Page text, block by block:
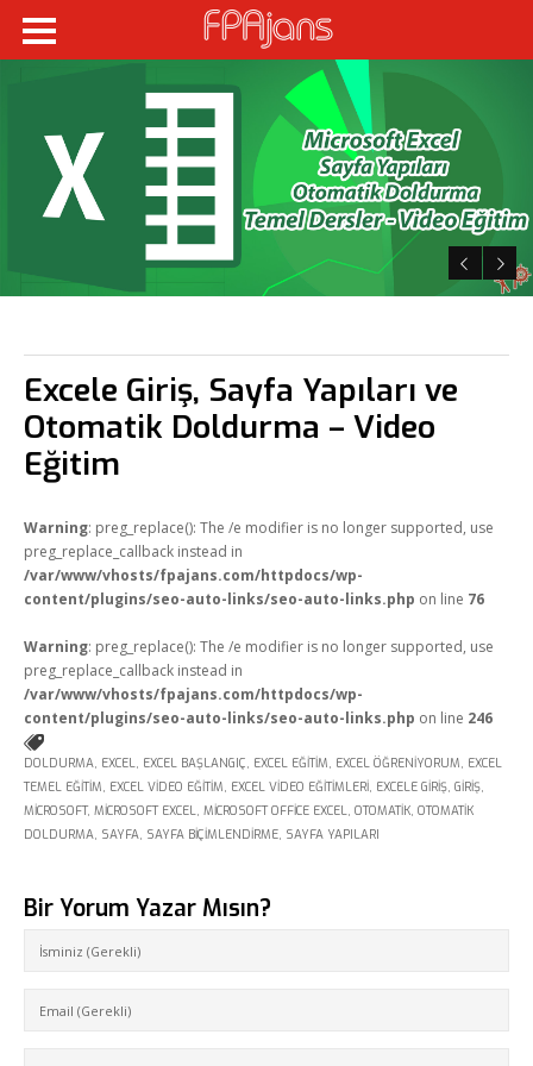
Fikir Proje Ajans
Kurumsal
Hizmetlerimiz
Referanslarımız
Online Araçlar
Fikir Proje Blogluyor
Müşteri Paneli
Bize Ulaşın
Excele Giriş, Sayfa Yapıları ve
Otomatik Doldurma – Video
Eğitim
Warning: preg_replace(): The /e modifier is no longer supported, use
preg_replace_callback instead in
/var/www/vhosts/fpajans.com/httpdocs/wp-
content/plugins/seo-auto-links/seo-auto-links.php on line 76
Warning: preg_replace(): The /e modifier is no longer supported, use
preg_replace_callback instead in
/var/www/vhosts/fpajans.com/httpdocs/wp-
content/plugins/seo-auto-links/seo-auto-links.php on line 246
DOLDURMA, EXCEL, EXCEL BAŞLANGIÇ, EXCEL EĞITIM, EXCEL ÖĞRENIYORUM, EXCEL
TEMEL EĞITIM, EXCEL VIDEO EĞITIM, EXCEL VIDEO EĞITIMLERI, EXCELE GIRIŞ, GIRIŞ,
MICROSOFT, MICROSOFT EXCEL, MICROSOFT OFFICE EXCEL, OTOMATIK, OTOMATIK
DOLDURMA, SAYFA, SAYFA BIÇIMLENDIRME, SAYFA YAPILARI
Bir Yorum Yazar Mısın?